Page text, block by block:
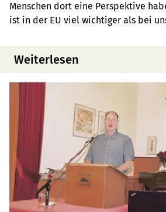
Menschen dort eine Perspektive
ist in der EU viel wichtiger als bei
Weiterlesen